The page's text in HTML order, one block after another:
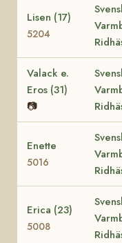
Lisen (17)
5204
Valack e.
Eros (31)
📷
Enette
5016
Erica (23)
5008